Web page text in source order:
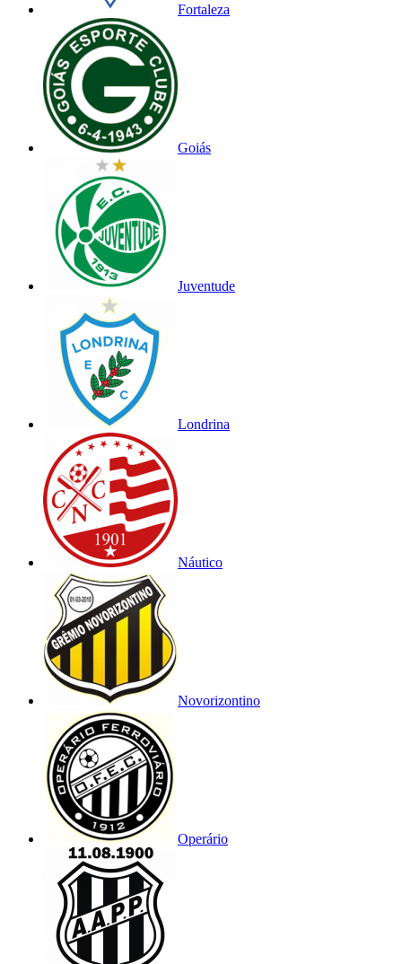
Fortaleza
Goiás
Juventude
Londrina
Náutico
Novorizontino
Operário